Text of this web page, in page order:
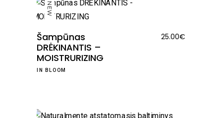
NEW
Šampūnas
DRĖKINANTIS –
MOISTRURIZING
25.00€
IN BLOOM